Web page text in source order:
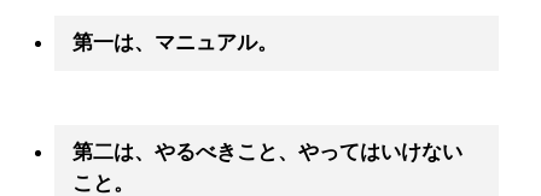
第一は、マニュアル。
第二は、やるべきこと、やってはいけない
こと。